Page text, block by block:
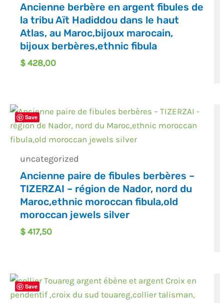
Ancienne berbère en argent fibules de
la tribu Aït Hadiddou dans le haut
Atlas, au Maroc,bijoux marocain,
bijoux berbères,ethnic fibula
$428,00
Save
uncategorized
Ancienne paire de fibules berbères –
TIZERZAI – région de Nador, nord du
Maroc,ethnic moroccan fibula,old
moroccan jewels silver
$417,50
Save